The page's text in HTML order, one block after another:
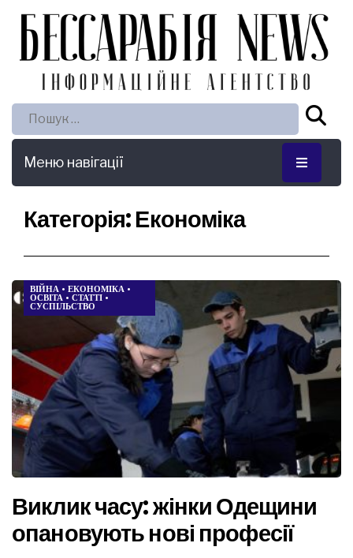
Пошук:
Меню навігації
Категорія:Економіка
ВІЙНА • ЕКОНОМІКА •
ОСВІТА • СТАТТІ •
СУСПІЛЬСТВО
Виклик часу: жінки Одещини
опановують нові професії